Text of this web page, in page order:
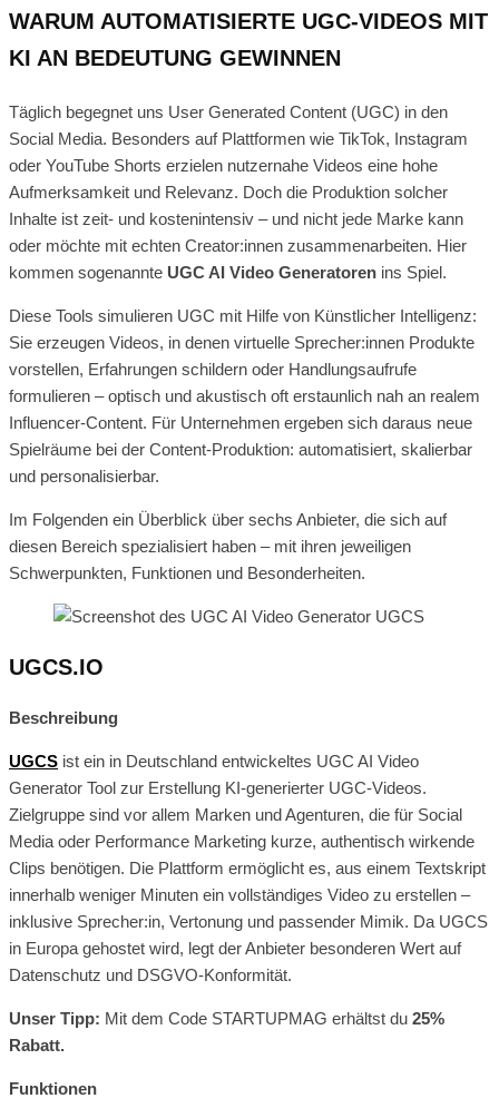
WARUM AUTOMATISIERTE UGC-VIDEOS MIT
KI AN BEDEUTUNG GEWINNEN
Täglich begegnet uns User Generated Content (UGC) in den
Social Media. Besonders auf Plattformen wie TikTok, Instagram
oder YouTube Shorts erzielen nutzernahe Videos eine hohe
Aufmerksamkeit und Relevanz. Doch die Produktion solcher
Inhalte ist zeit- und kostenintensiv – und nicht jede Marke kann
oder möchte mit echten Creator:innen zusammenarbeiten. Hier
kommen sogenannte UGC AI Video Generatoren ins Spiel.
Diese Tools simulieren UGC mit Hilfe von Künstlicher Intelligenz:
Sie erzeugen Videos, in denen virtuelle Sprecher:innen Produkte
vorstellen, Erfahrungen schildern oder Handlungsaufrufe
formulieren – optisch und akustisch oft erstaunlich nah an realem
Influencer-Content. Für Unternehmen ergeben sich daraus neue
Spielräume bei der Content-Produktion: automatisiert, skalierbar
und personalisierbar.
Im Folgenden ein Überblick über sechs Anbieter, die sich auf
diesen Bereich spezialisiert haben – mit ihren jeweiligen
Schwerpunkten, Funktionen und Besonderheiten.
UGCS.IO
Beschreibung
UGCS ist ein in Deutschland entwickeltes UGC AI Video
Generator Tool zur Erstellung KI-generierter UGC-Videos.
Zielgruppe sind vor allem Marken und Agenturen, die für Social
Media oder Performance Marketing kurze, authentisch wirkende
Clips benötigen. Die Plattform ermöglicht es, aus einem Textskript
innerhalb weniger Minuten ein vollständiges Video zu erstellen –
inklusive Sprecher:in, Vertonung und passender Mimik. Da UGCS
in Europa gehostet wird, legt der Anbieter besonderen Wert auf
Datenschutz und DSGVO-Konformität.
Unser Tipp: Mit dem Code STARTUPMAG erhältst du 25%
Rabatt.
Funktionen